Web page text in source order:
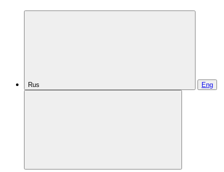
Rus Eng